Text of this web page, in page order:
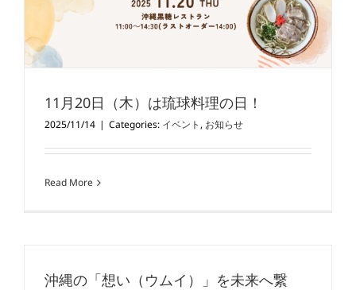
11月20日（木）は琉球料理の日！
2025/11/14 | Categories: イベント, お知らせ
Read More
沖縄の「想い（ウムイ）」を未来へ繋